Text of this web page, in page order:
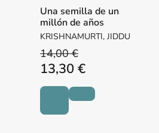
Una semilla de un
millón de años
KRISHNAMURTI, JIDDU
14,00 €
13,30 €